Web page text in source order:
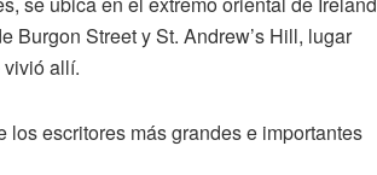
Burgon Street y St. Andrew’s Hill, lugar
allí.
escritores más grandes e importantes